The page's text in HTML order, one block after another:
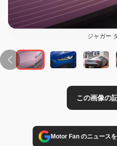
ジャガー
この画像の記事を
Motor Fan のニュース